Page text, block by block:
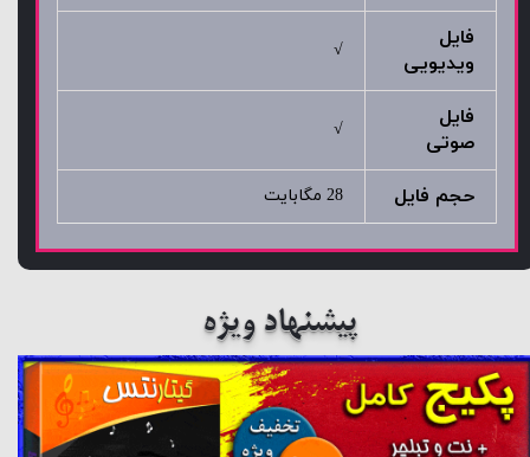
فایل
ویدیویی
√
فایل
صوتی
√
حجم فایل 28 مگابایت
پیشنهاد ویژه